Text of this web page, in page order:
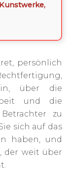
persönlich
über die
und die
zu
sich auf das
haben, und
der weit über